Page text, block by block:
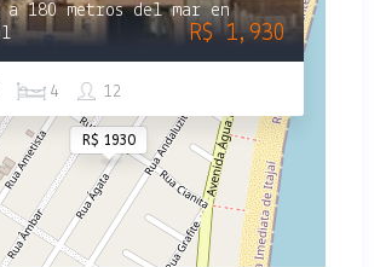
R$ 1930
a 180 metros del mar en
12
4
R$ 1,930